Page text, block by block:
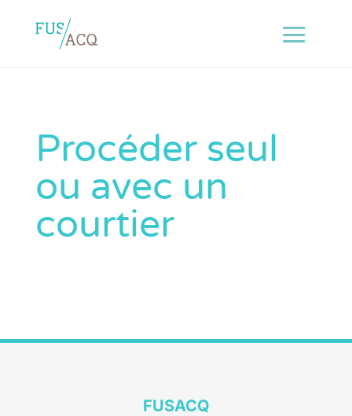
Procéder seul
ou avec un
courtier
FUSACQ